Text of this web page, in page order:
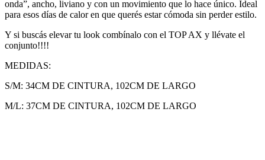
onda”, ancho, liviano y con un movimiento que lo hace único. Ideal
para esos días de calor en que querés estar cómoda sin perder estilo.
Y si buscás elevar tu look combínalo con el TOP AX y llévate el
conjunto!!!!
MEDIDAS:
S/M: 34CM DE CINTURA, 102CM DE LARGO
M/L: 37CM DE CINTURA, 102CM DE LARGO